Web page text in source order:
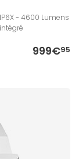
- 4600 Lumens
999€95